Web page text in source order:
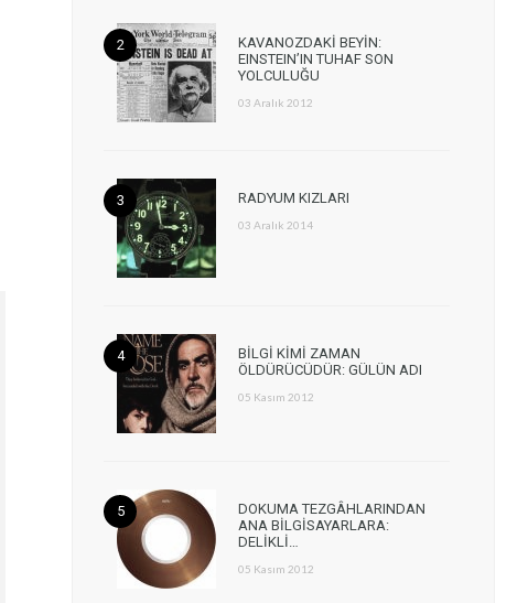
KAVANOZDAKİ BEYİN:
EINSTEIN’IN TUHAF SON
YOLCULUĞU
03 Aralık 2012
RADYUM KIZLARI
03 Aralık 2014
BİLGİ KİMİ ZAMAN
ÖLDÜRÜCÜDÜR: GÜLÜN ADI
05 Kasım 2012
DOKUMA TEZGÂHLARINDAN
ANA BİLGİSAYARLARA:
DELİKLİ…
05 Kasım 2012